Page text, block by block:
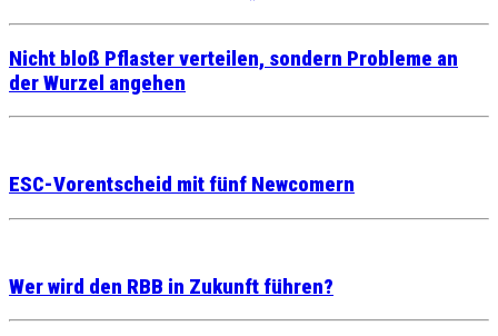
Nicht bloß Pflaster verteilen, sondern Probleme an
der Wurzel angehen
ESC-Vorentscheid mit fünf Newcomern
Wer wird den RBB in Zukunft führen?